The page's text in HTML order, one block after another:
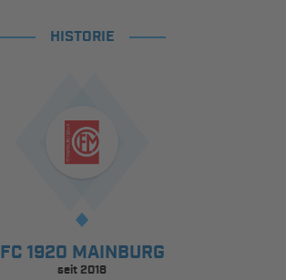
HISTORIE
FC 1920 MAINBURG
seit 2018